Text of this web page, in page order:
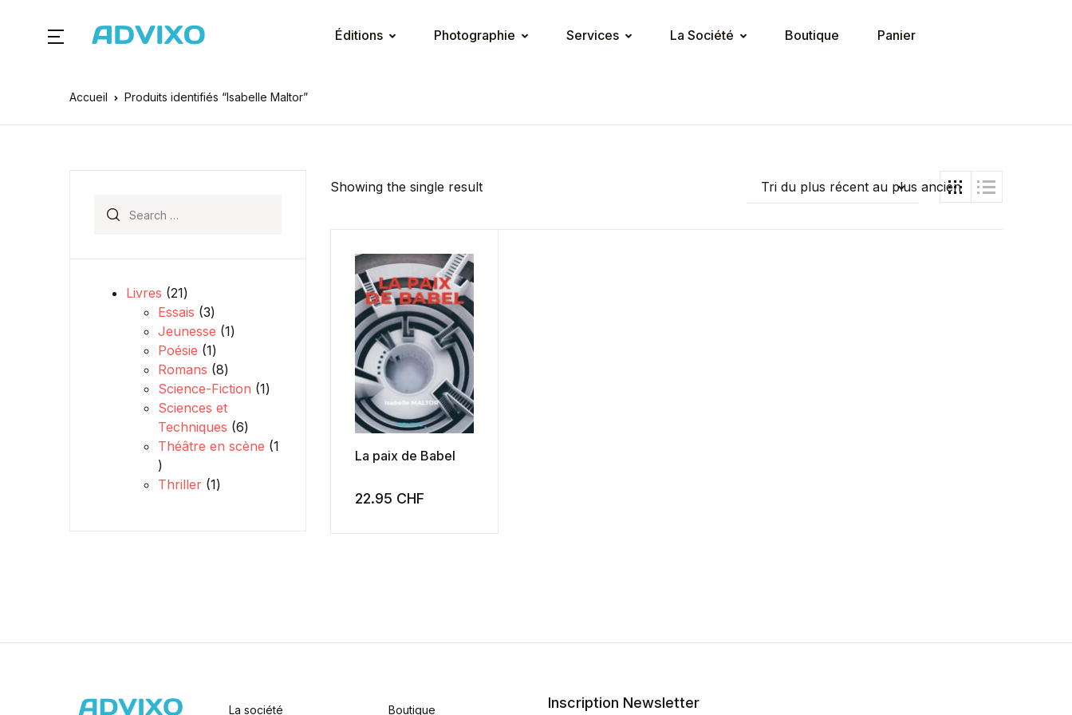
Éditions Photographie Services La Société Boutique Panier
Accueil Produits identifiés “Isabelle Maltor”
Showing the single result Tri du plus récent au plus ancien
La paix de Babel
22.95 CHF
Livres 2121 produits
Essais 33 produits
Jeunesse 11 produit
Poésie 11 produit
Romans 88 produits
Science-Fiction 11 produit
Sciences et
Techniques 66 produits
Théâtre en scène 1
1 produit
Thriller 11 produit
La société Boutique Inscription Newsletter